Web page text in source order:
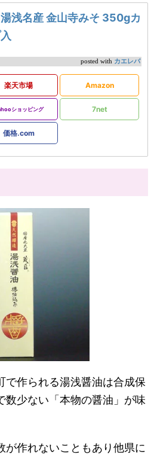
浅名産 金山寺みそ 350gカ
posted with カエレバ
楽天市場 Amazon
ショッピング 7net
価格.com
で作られる湯浅醤油は合成保
数少ない「本物の醤油」が味
が作れないこともあり他県に